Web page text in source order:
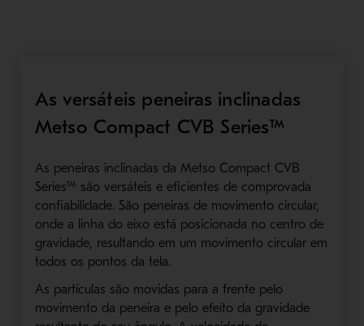
As versáteis peneiras inclinadas
Metso Compact CVB Series™
As peneiras inclinadas da Metso Compact CVB
Series™ são versáteis e eficientes de comprovada
confiabilidade. São peneiras de movimento circular,
onde a linha do eixo está posicionada no centro de
gravidade, resultando em um movimento circular em
todos os pontos da tela.
As partículas são movidas para a frente pelo
movimento da peneira e pelo efeito da gravidade